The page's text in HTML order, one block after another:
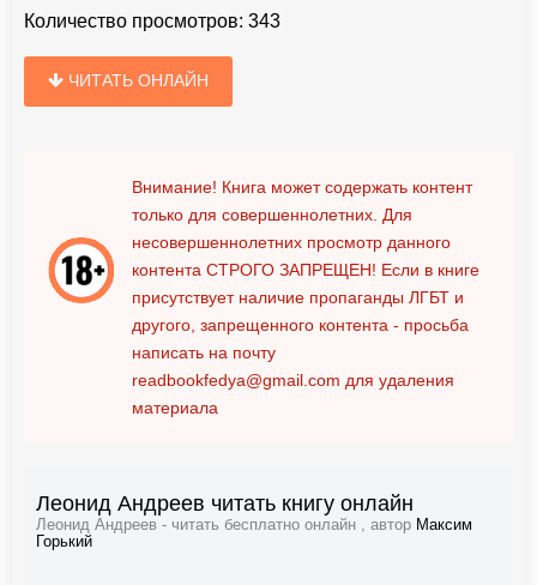
Количество просмотров: 343
ЧИТАТЬ ОНЛАЙН
Внимание! Книга может содержать контент
только для совершеннолетних. Для
несовершеннолетних просмотр данного
контента СТРОГО ЗАПРЕЩЕН! Если в книге
присутствует наличие пропаганды ЛГБТ и
другого, запрещенного контента - просьба
написать на почту
readbookfedya@gmail.com для удаления
материала
Леонид Андреев читать книгу онлайн
Леонид Андреев - читать бесплатно онлайн , автор Максим
Горький